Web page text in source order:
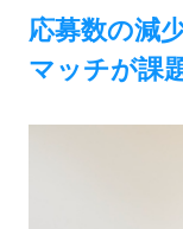
応募数の減
マッチが課